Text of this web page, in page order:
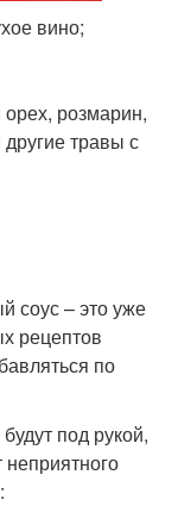
вино;
розмарин,
травы с
соус – это уже
рецептов
по
под рукой,